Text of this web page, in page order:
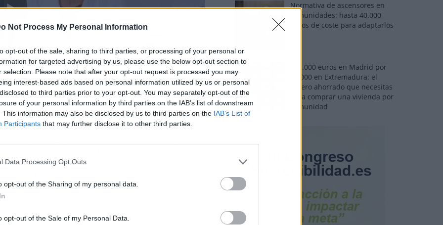
Not Process My Personal Information
opt-out of the sale, sharing to third parties, or processing of your personal or
for targeted advertising by us, please use the below opt-out section to
selection. Please note that after your opt-out request is processed you may
interest-based ads based on personal information utilized by us or personal
to third parties prior to your opt-out. You may separately opt-out of the
of your personal information by third parties on the IAB’s list of downstream
This information may also be disclosed by us to third parties on the IAB’s List of
Participants that may further disclose it to other third parties.
Data Processing Opt Outs
opt-out of the Sharing of my personal data.
opt-out of the Sale of my Personal Data.
expertos y presentada durante el congreso,
alogénico —es decir, obtenido de donantes—
tratamiento para regenerar endometrios
Asherman.
Normativa de ascensores en
comunidades: hasta 40.000
euros de coste para adaptarlos
110.000 euros en Madrid por
31.000 en Extremadura: el
dinero ahorrado que necesitas
para comprar una vivienda por
comunidad